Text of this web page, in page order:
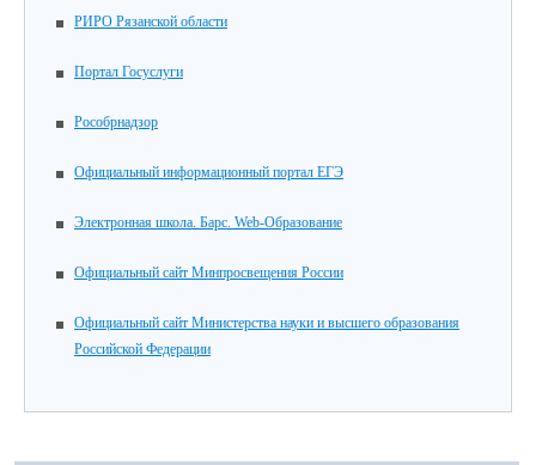
РИРО Рязанской области
Портал Госуслуги
Рособрнадзор
Официальный информационный портал ЕГЭ
Электронная школа. Барс. Web-Образование
Официальный сайт Минпросвещения России
Официальный сайт Министерства науки и высшего образования
Российской Федерации